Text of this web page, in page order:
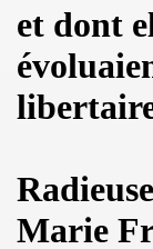
et dont
Marie
a toi" et
au 11
en août 2018
du 29 juin au 8